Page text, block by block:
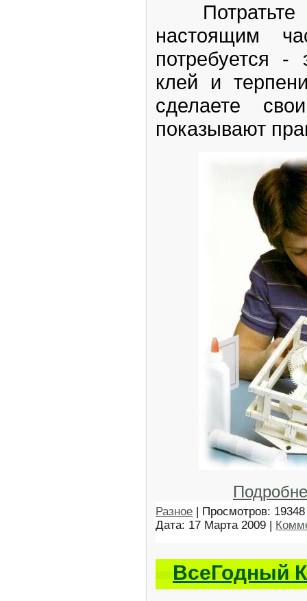
Потратьте
настоящим
потребуется -
клей и
сделаете
показывают
Разное | Просмотров:
Дата: 17 Марта 2009 |
ВсеГодный